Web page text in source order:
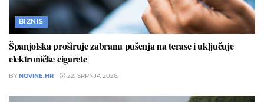
BIZNIS
Španjolska proširuje zabranu pušenja na terase i uključuje
elektroničke cigarete
BY NOVINE.HR 22. SRPNJA 2026.